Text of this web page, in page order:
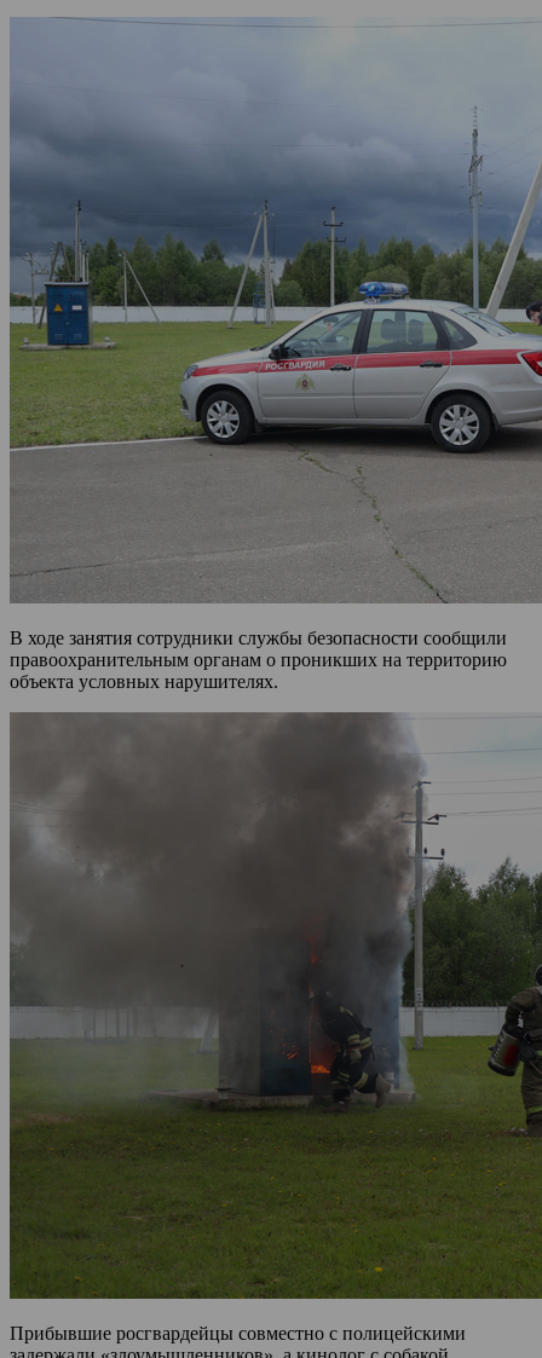
В ходе занятия сотрудники службы безопасности сообщили
правоохранительным органам о проникших на территорию
объекта условных нарушителях.
Прибывшие росгвардейцы совместно с полицейскими